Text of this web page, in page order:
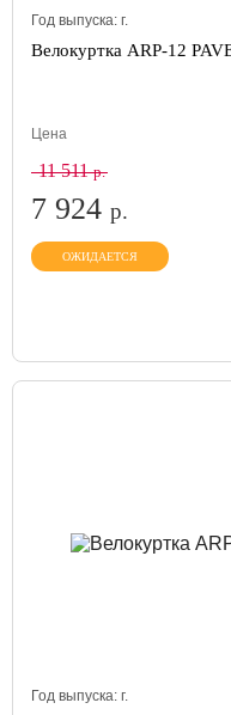
Год выпуска: г.
Велокуртка ARP-12
Цена
11 511р.
7 924 р.
ОЖИДАЕТСЯ
Год выпуска: г.